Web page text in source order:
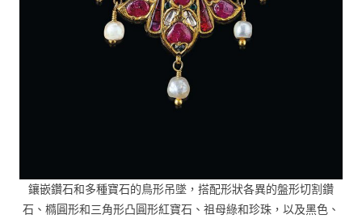
鑲嵌鑽石和多種寶石的鳥形吊墜，搭配形狀各異的盤形切割鑽
石、橢圓形和三角形凸圓形紅寶石、祖母綠和珍珠，以及黑色、